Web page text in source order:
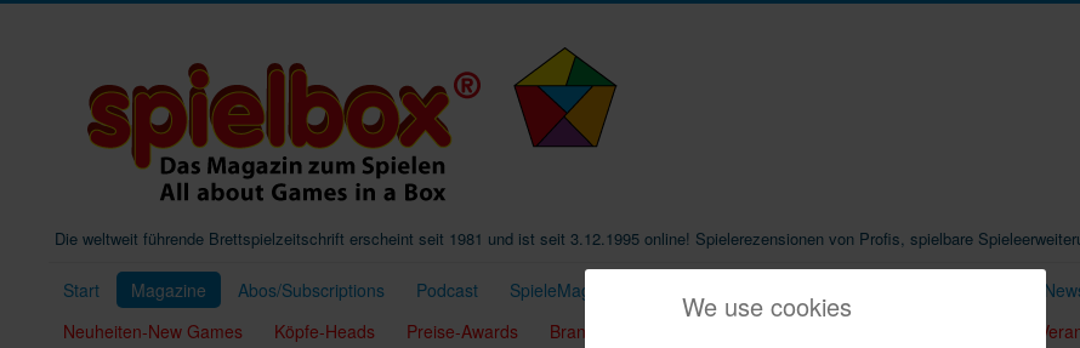
Die weltweit führende Brettspielzeitschrift erscheint seit 1981 und ist seit 3.12.1995 online! Spielerezensionen von Profis, spielbare
Start Magazine Abos/Subscriptions Podcast SpieleMag
Neuheiten-New Games
Köpfe-Heads Preise-Awards Branchen-/Wirtschaftsnews
We use cookies